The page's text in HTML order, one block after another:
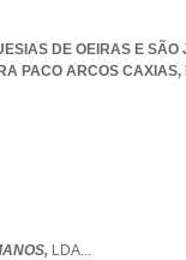
DE OEIRAS E
PACO ARCOS CAXIAS,
LDA...